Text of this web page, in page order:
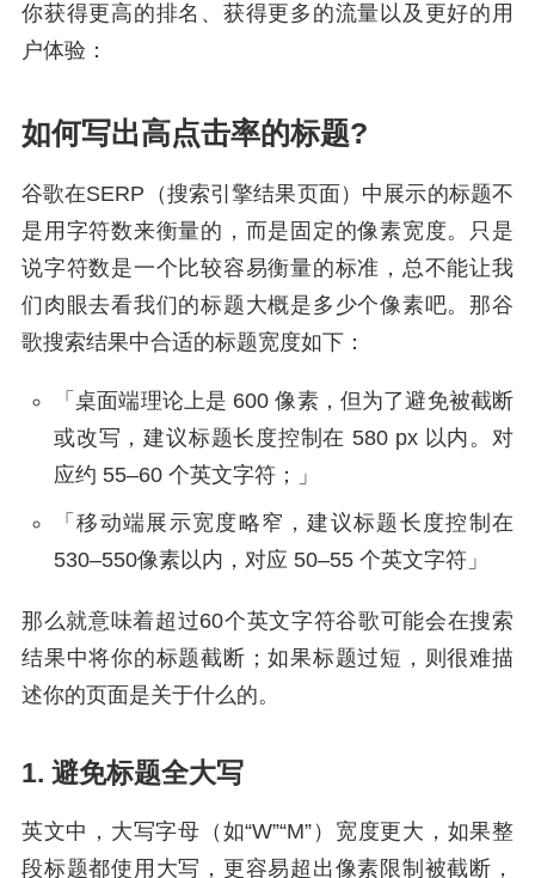
你获得更高的排名、获得更多的流量以及更好的用
户体验：
如何写出高点击率的标题?
谷歌在SERP（搜索引擎结果页面）中展示的标题不
是用字符数来衡量的，而是固定的像素宽度。只是
说字符数是一个比较容易衡量的标准，总不能让我
们肉眼去看我们的标题大概是多少个像素吧。那谷
歌搜索结果中合适的标题宽度如下：
「桌面端理论上是 600 像素，但为了避免被截断
或改写，建议标题长度控制在 580 px 以内。对
应约 55–60 个英文字符；」
「移动端展示宽度略窄，建议标题长度控制在
530–550像素以内，对应 50–55 个英文字符」
那么就意味着超过60个英文字符谷歌可能会在搜索
结果中将你的标题截断；如果标题过短，则很难描
述你的页面是关于什么的。
1. 避免标题全大写
英文中，大写字母（如“W”“M”）宽度更大，如果整
段标题都使用大写，更容易超出像素限制被截断，